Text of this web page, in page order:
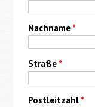
Nachname *
Straße *
Postleitzahl *